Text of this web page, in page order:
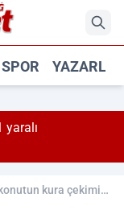
SPOR
kura çekimi